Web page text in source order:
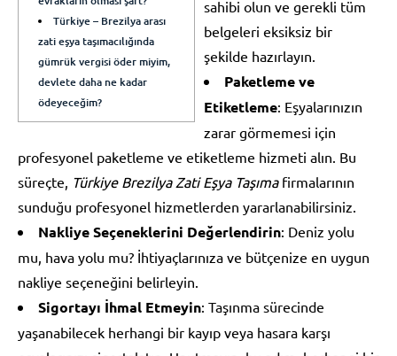
Türkiye – Brezilya arası
zati eşya taşımacılığında
gümrük vergisi öder miyim,
devlete daha ne kadar
ödeyeceğim?
sahibi olun ve gerekli tüm
belgeleri eksiksiz bir
şekilde hazırlayın.
Paketleme ve
Etiketleme: Eşyalarınızın
zarar görmemesi için
profesyonel paketleme ve etiketleme hizmeti alın. Bu
süreçte, Türkiye Brezilya Zati Eşya Taşımafirmalarının
sunduğu profesyonel hizmetlerden yararlanabilirsiniz.
Nakliye Seçeneklerini Değerlendirin: Deniz yolu
mu, hava yolu mu? İhtiyaçlarınıza ve bütçenize en uygun
nakliye seçeneğini belirleyin.
Sigortayı İhmal Etmeyin: Taşınma sürecinde
yaşanabilecek herhangi bir kayıp veya hasara karşı